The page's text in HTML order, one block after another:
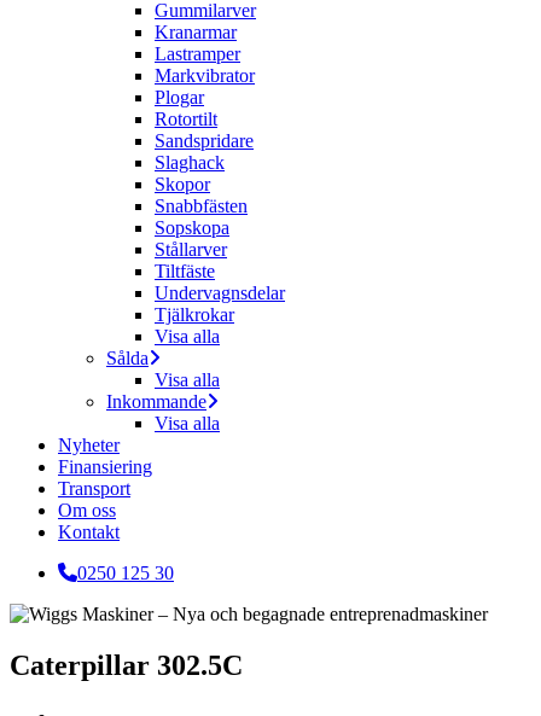
Gummilarver
Kranarmar
Lastramper
Markvibrator
Plogar
Rotortilt
Sandspridare
Slaghack
Skopor
Snabbfästen
Sopskopa
Stållarver
Tiltfäste
Undervagnsdelar
Tjälkrokar
Visa alla
Sålda
Visa alla
Inkommande
Visa alla
Nyheter
Finansiering
Transport
Om oss
Kontakt
0250 125 30
Caterpillar 302.5C